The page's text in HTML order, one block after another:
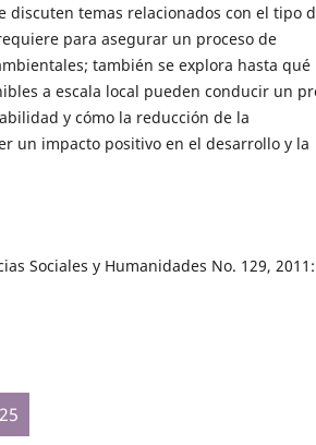
discuten temas relacionados con el tipo
para asegurar un proceso de
también se explora hasta qué
a escala local pueden conducir un
y cómo la reducción de la
un impacto positivo en el desarrollo y la
Sociales y Humanidades No. 129,